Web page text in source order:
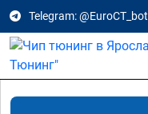
Telegram: @EuroCT_bot